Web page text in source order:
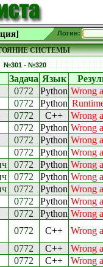
Логин:
СИСТЕМЫ
№301 - №320
Задача Язык
0772 Python Wrong
0772 Python
0772 C++
Wrong
0772 Python Wrong
0772 Python Wrong
0772 Python Wrong
0772 Python Wrong
0772 Python Wrong
0772 Python Wrong
0772 Python Wrong
0772 Python Wrong
0772 C++
Wrong
0772 C++
Wrong
0772 C++
Wrong